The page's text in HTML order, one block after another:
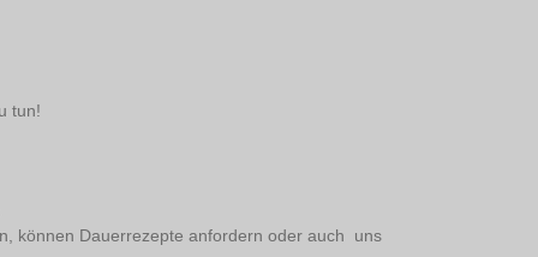
tun!
können Dauerrezepte anfordern oder auch uns